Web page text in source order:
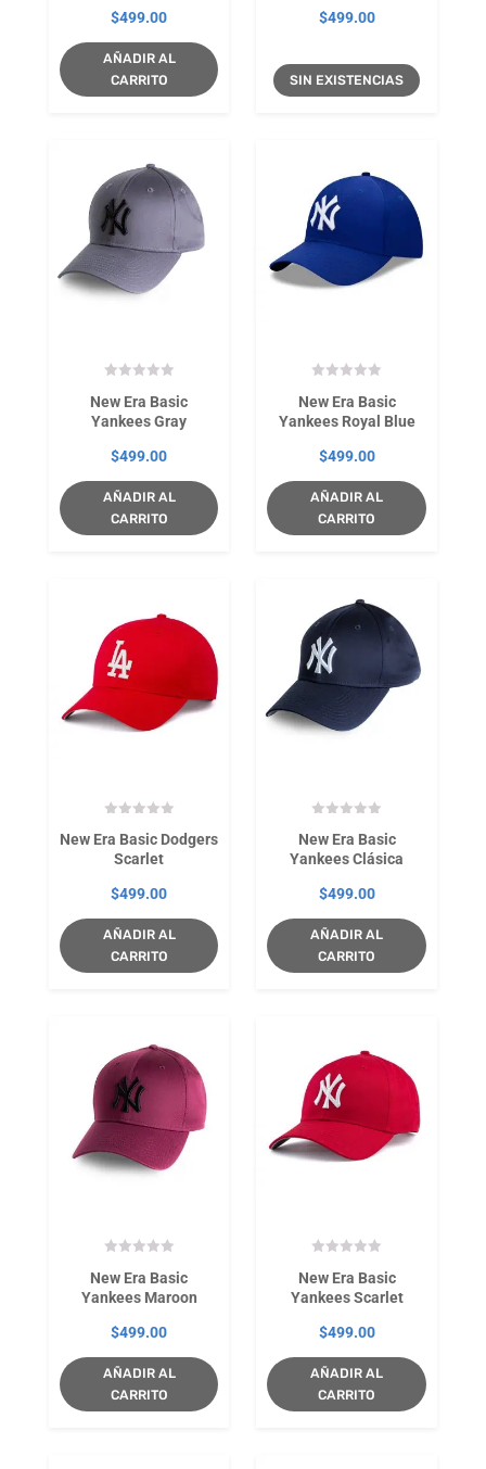
$499.00
AÑADIR AL
CARRITO
$499.00
SIN EXISTENCIAS
New Era Basic
Yankees Gray
$499.00
AÑADIR AL
CARRITO
New Era Basic
Yankees Royal Blue
$499.00
AÑADIR AL
CARRITO
New Era Basic Dodgers
Scarlet
$499.00
AÑADIR AL
CARRITO
New Era Basic
Yankees Clásica
$499.00
AÑADIR AL
CARRITO
New Era Basic
Yankees Maroon
$499.00
AÑADIR AL
CARRITO
New Era Basic
Yankees Scarlet
$499.00
AÑADIR AL
CARRITO